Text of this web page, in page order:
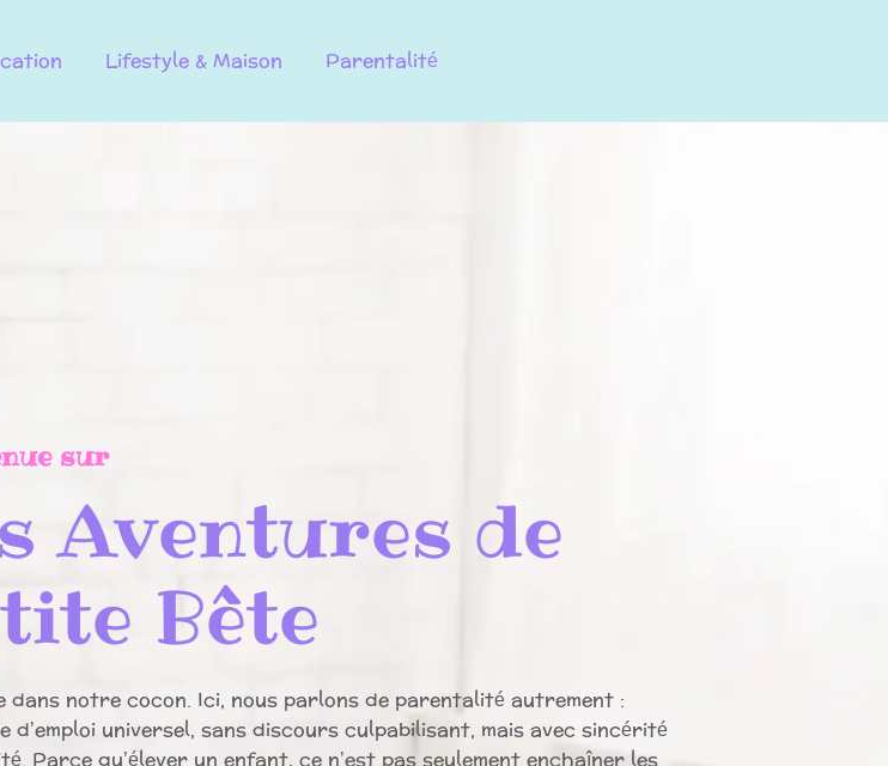
Lifestyle & Maison Parentalité
sur
Aventures de
Bête
dans notre cocon. Ici, nous parlons de parentalité autrement :
d’emploi universel, sans discours culpabilisant, mais avec sincérité